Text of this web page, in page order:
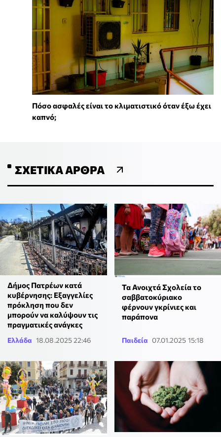
Πόσο ασφαλές είναι το κλιματιστικό όταν έξω έχει
καπνό;
ΣΧΕΤΙΚΆ ΆΡΘΡΑ
Δήμος Πατρέων κατά
κυβέρνησης: Εξαγγελίες
πρόκληση που δεν
μπορούν να καλύψουν τις
πραγματικές ανάγκες
Ελλάδα 18.08.2025 22:46
Τα Ανοιχτά Σχολεία το
σαββατοκύριακο
φέρνουν γκρίνιες και
παράπονα
Παιδεία 07.01.2025 15:18